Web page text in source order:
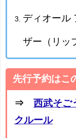
ディオール
ザー（リッ
先行予約はこ
⇒ 西武そご
クルール